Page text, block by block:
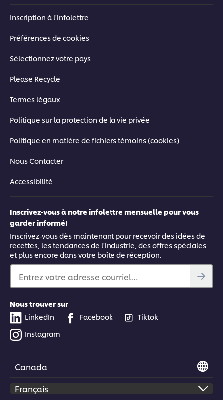
Inscription à l'infolettre
Préférences de cookies
Sélectionnez votre pays
Please Recycle
Termes légaux
Politique sur la protection de la vie privée
Politique en matière de fichiers témoins (cookies)
Nous Contacter
Accessibilité
Inscrivez-vous à notre infolettre mensuelle pour vous
garder informé!
Inscrivez-vous dès maintenant pour recevoir des idées de
recettes, les tendances de l'industrie, des offres spéciales
et plus encore dans votre boîte de réception.
Entrez votre adresse courriel…
Nous trouver sur
LinkedIn
Facebook
Tiktok
Instagram
Canada